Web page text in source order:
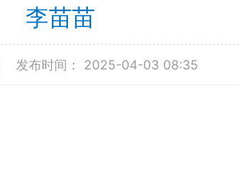
李苗苗
发布时间： 2025-04-03 08:35